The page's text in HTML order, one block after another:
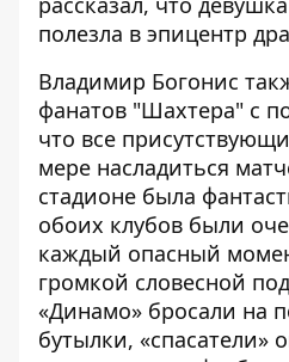
полезла в эпицентр
Владимир Богонис
фанатов "Шахтера" с
что все
мере насладиться
стадионе была
обоих клубов были
каждый опасный
громкой словесной
«Динамо» бросали на
бутылки, «спасатели»